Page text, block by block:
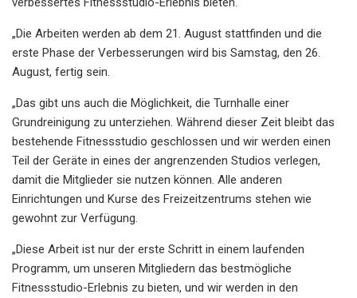
„Die Arbeiten werden ab dem 21. August stattfinden und die
erste Phase der Verbesserungen wird bis Samstag, den 26.
August, fertig sein.
„Das gibt uns auch die Möglichkeit, die Turnhalle einer
Grundreinigung zu unterziehen. Während dieser Zeit bleibt das
bestehende Fitnessstudio geschlossen und wir werden einen
Teil der Geräte in eines der angrenzenden Studios verlegen,
damit die Mitglieder sie nutzen können. Alle anderen
Einrichtungen und Kurse des Freizeitzentrums stehen wie
gewohnt zur Verfügung.
„Diese Arbeit ist nur der erste Schritt in einem laufenden
Programm, um unseren Mitgliedern das bestmögliche
Fitnessstudio-Erlebnis zu bieten, und wir werden in den